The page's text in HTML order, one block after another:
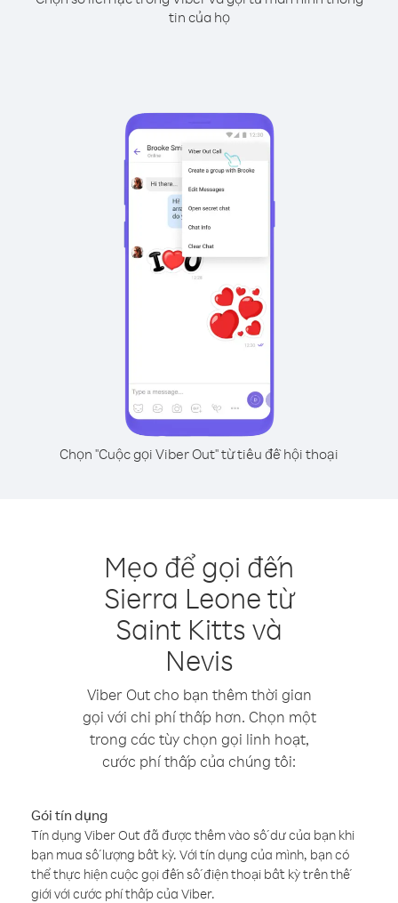
tin của họ
Chọn "Cuộc gọi Viber Out" từ tiêu đề hội thoại
Mẹo để gọi đến
Sierra Leone từ
Saint Kitts và
Nevis
Viber Out cho bạn thêm thời gian
gọi với chi phí thấp hơn. Chọn một
trong các tùy chọn gọi linh hoạt,
cước phí thấp của chúng tôi:
Gói tín dụng
Tín dụng Viber Out đã được thêm vào số dư của bạn khi
bạn mua số lượng bất kỳ. Với tín dụng của mình, bạn có
thể thực hiện cuộc gọi đến số điện thoại bất kỳ trên thế
giới với cước phí thấp của Viber.